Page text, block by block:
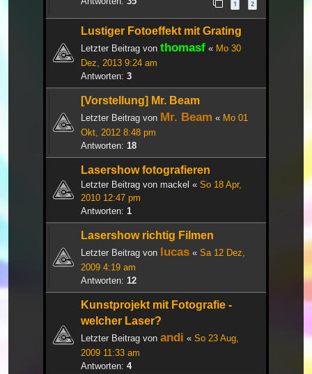
1 2
Lustiger Fotoeffekt mit Grating
Letzter Beitrag von thomasf « Mo 30
Dez, 2013 9:24 am
Antworten: 3
[Vorstellung] Mr. Beam
Letzter Beitrag von Mr. Beam « Mo 01
Okt, 2012 8:48 pm
Antworten: 18
Lasershow fotografieren
Letzter Beitrag von mackel « So 18 Apr,
2010 12:47 pm
Antworten: 1
Lasershow richtig Filmen
Letzter Beitrag von lucas « Sa 12 Dez,
2009 4:19 am
Antworten: 12
Kunstprojekt mit Fotografie -
welcher Laser?
Letzter Beitrag von andi « So 23 Aug,
2009 11:33 am
Antworten: 4